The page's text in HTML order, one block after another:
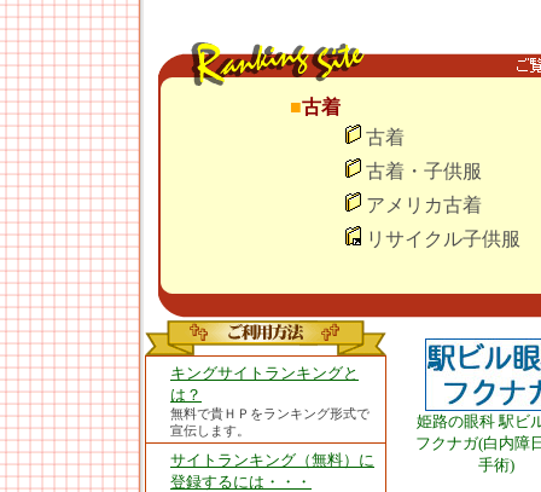
■古着
古着
古着・子供服
アメリカ古着
リサイクル子供服
キングサイトランキングと
は？
無料で貴ＨＰをランキング形式で
宣伝します。
サイトランキング（無料）に
登録するには・・・
姫路の眼科 駅ビ
フクナガ(白内障
手術)